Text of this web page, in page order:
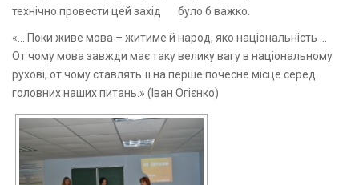
технічно провести цей захід було б важко.
«… Поки живе мова – житиме й народ, яко національність ...
От чому мова завжди має таку велику вагу в національному
рухові, от чому ставлять її на перше почесне місце серед
головних наших питань.» (Іван Огієнко‎)